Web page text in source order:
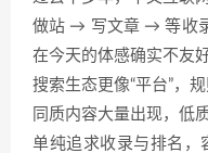
做站 → 写文章 → 等收
在今天的体感确实不友好
搜索生态更像“平台”，
同质内容大量出现，低
单纯追求收录与排名，